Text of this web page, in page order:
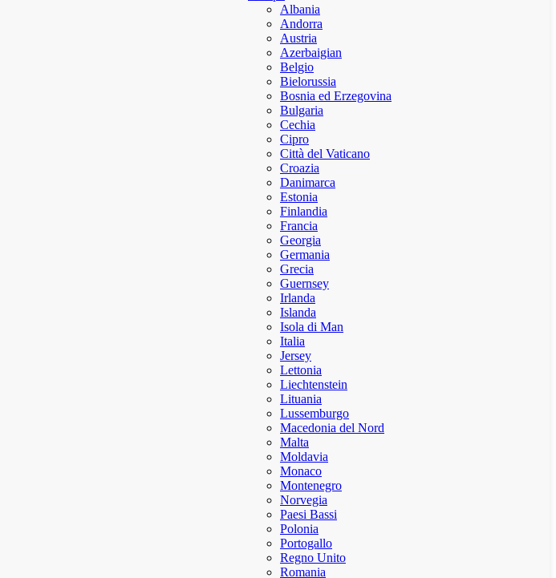
Albania
Andorra
Austria
Azerbaigian
Belgio
Bielorussia
Bosnia ed Erzegovina
Bulgaria
Cechia
Cipro
Città del Vaticano
Croazia
Danimarca
Estonia
Finlandia
Francia
Georgia
Germania
Grecia
Guernsey
Irlanda
Islanda
Isola di Man
Italia
Jersey
Lettonia
Liechtenstein
Lituania
Lussemburgo
Macedonia del Nord
Malta
Moldavia
Monaco
Montenegro
Norvegia
Paesi Bassi
Polonia
Portogallo
Regno Unito
Romania